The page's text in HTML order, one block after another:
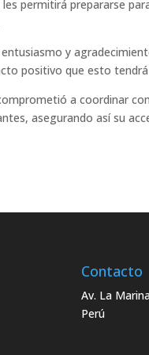
les permitirá prepararse
y
positivo que esto
a coordinar
asegurando así su
Contacto
Av. La
Perú